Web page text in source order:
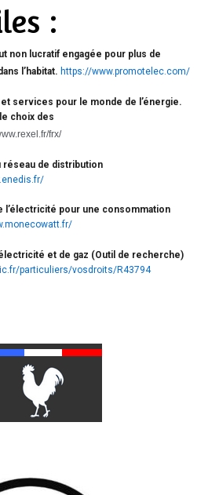
:
non lucratif engagée pour plus de
l’habitat. https://www.promotelec.com/
services pour le monde de l’énergie.
choix des
frx/
réseau de distribution
l’électricité pour une consommation
et de gaz (Outil de recherche)
particuliers/vosdroits/R43794